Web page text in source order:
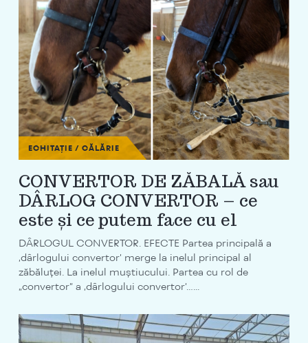
ECHITAȚIE / CĂLĂRIE
CONVERTOR DE ZĂBALĂ sau
DÂRLOG CONVERTOR – ce
este și ce putem face cu el
DÂRLOGUL CONVERTOR. EFECTE Partea principală a
‚dârlogului convertor’ merge la inelul principal al
zăbăluței. La inelul muștiucului. Partea cu rol de
„convertor” a ‚dârlogului convertor’…...